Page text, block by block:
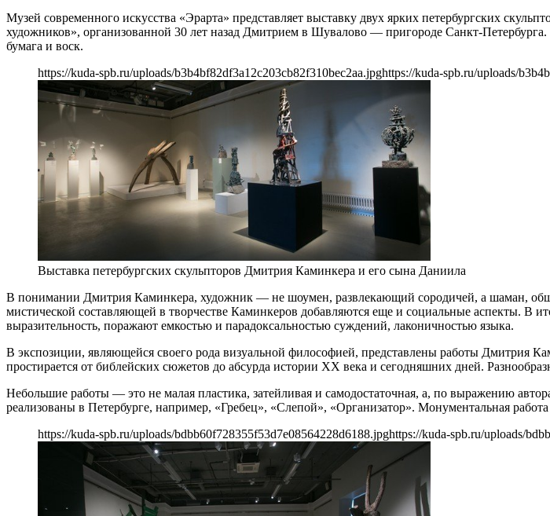
Музей современного искусства «Эрарта» представляет выставку двух ярких петербургских
художников», организованной 30 лет назад Дмитрием в Шувалово — пригороде Санкт-
бумага и воск.
https://kuda-spb.ru/uploads/b3b4bf82df3a12c203cb82f310bec2aa.jpghttps://kuda-spb.ru/uploads/
Выставка петербургских скульпторов Дмитрия Каминкера и его сына Даниила
В понимании Дмитрия Каминкера, художник — не шоумен, развлекающий сородичей, а шаман,
мистической составляющей в творчестве Каминкеров добавляются еще и социальные аспекты. В
выразительность, поражают емкостью и парадоксальностью суждений, лаконичностью языка.
В экспозиции, являющейся своего рода визуальной философией, представлены работы Дмитрия
простирается от библейских сюжетов до абсурда истории ХХ века и сегодняшних дней.
Небольшие работы — это не малая пластика, затейливая и самодостаточная, а, по выражению
реализованы в Петербурге, например, «Гребец», «Слепой», «Организатор». Монументальная
https://kuda-spb.ru/uploads/bdbb60f728355f53d7e08564228d6188.jpghttps://kuda-spb.ru/uploads/